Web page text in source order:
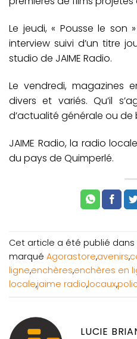
Le jeudi, « Pousse le
interview suivi d’un titre
studio de JAIME Radio.
Le vendredi, magazines
divers et variés. Qu’il
d’actualité générale ou de
JAIME Radio, la radio
du pays de Quimperlé.
Cet article a été publié dans
marqué Agorastore,avenirs,
ligne,enchères,enchères en
locale,jaime radio,locaux,
LUCIE